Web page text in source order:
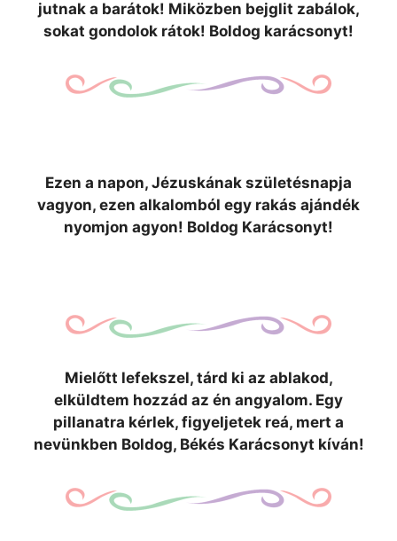
jutnak a barátok! Miközben bejglit zabálok,
sokat gondolok rátok! Boldog karácsonyt!
Ezen a napon, Jézuskának születésnapja
vagyon, ezen alkalomból egy rakás ajándék
nyomjon agyon! Boldog Karácsonyt!
Mielőtt lefekszel, tárd ki az ablakod,
elküldtem hozzád az én angyalom. Egy
pillanatra kérlek, figyeljetek reá, mert a
nevünkben Boldog, Békés Karácsonyt kíván!